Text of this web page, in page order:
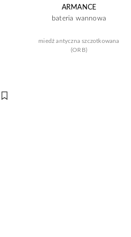
ARMANCE
bateria wannowa
miedź antyczna szczotkowana
(ORB)